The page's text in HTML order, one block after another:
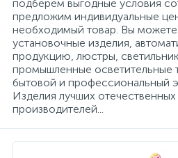
подберем выгодные условия
предложим индивидуальные
необходимый товар. Вы можете
установочные изделия,
продукцию, люстры,
промышленные осветительные
бытовой и профессиональный
Изделия лучших
производителей...
Споты
Торшеры
Трек системы
Фонари
Сварочные очки
Светофильтры сварочных масок
Стекла защитные
Страховочные пояса
Пилы торцовочные
Пилы циркулярные
Пистолеты для вязки арматуры
Пистолеты для герметиков
Металлорукава
Оборудование защиты и
промышленной установки
Патроны для ламп
Патроны и переходники для